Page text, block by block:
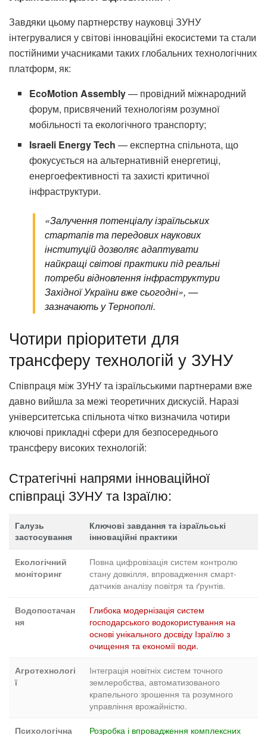
Завдяки цьому партнерству науковці ЗУНУ
інтегрувалися у світові інноваційні екосистеми та стали
постійними учасниками таких глобальних технологічних
платформ, як:
EcoMotion Assembly— провідний міжнародний
форум, присвячений технологіям розумної
мобільності та екологічного транспорту;
Israeli Energy Tech — експертна спільнота, що
фокусується на альтернативній енергетиці,
енергоефективності та захисті критичної
інфраструктури.
«Залучення потенціалу ізраїльських
стартапів та передових наукових
інституцій дозволяє адаптувати
найкращі світові практики під реальні
потреби відновлення інфраструктури
Західної України вже сьогодні», —
зазначають у Тернополі.
Чотири пріоритети для
трансферу технологій у ЗУНУ
Співпраця між ЗУНУ та ізраїльськими партнерами вже
давно вийшла за межі теоретичних дискусій. Наразі
університетська спільнота чітко визначила чотири
ключові прикладні сфери для безпосереднього
трансферу високих технологій:
Стратегічні напрями інноваційної
співпраці ЗУНУ та Ізраїлю:
Галузь
застосування
Ключові завдання та ізраїльські
інноваційні практики
Екологічний
моніторинг
Повна цифровізація систем контролю
стану довкілля, впровадження смарт-
датчиків аналізу повітря та ґрунтів.
Водопостачан
ня
Глибока модернізація систем
господарського водокористування на
основі унікального досвіду Ізраїлю з
очищення та економії води.
Агротехнологі
ї
Інтеграція новітніх систем точного
землеробства, автоматизованого
крапельного зрошення та розумного
управління врожайністю.
Психологічна Розробка і впровадження комплексних